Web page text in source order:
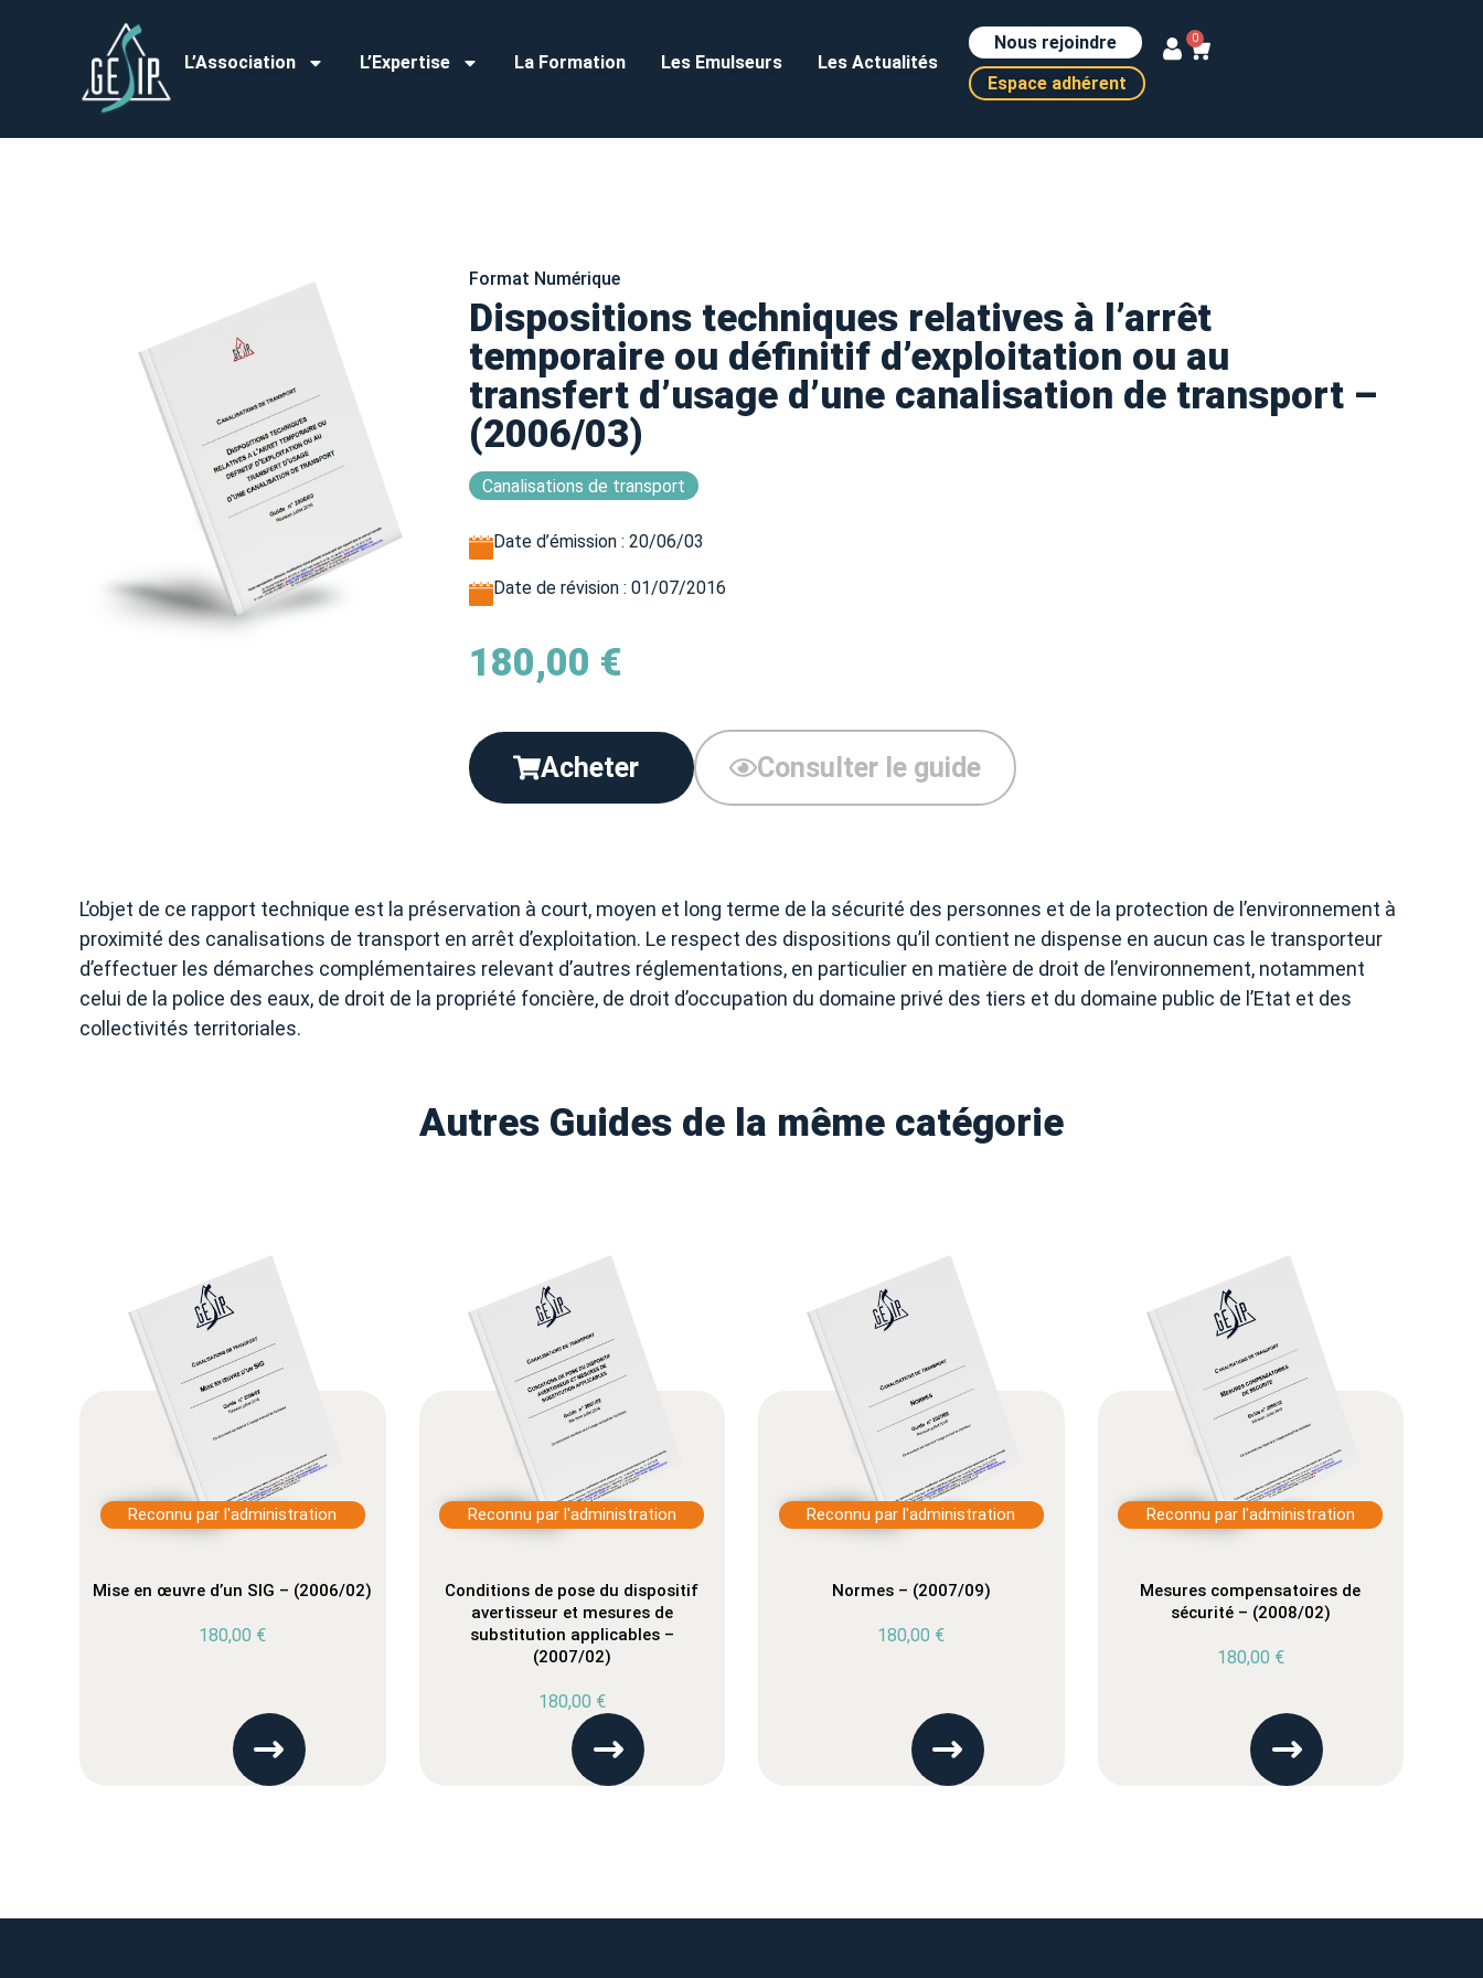
L’Association L’Expertise La Formation Les Emulseurs Les Actualités
Nous rejoindre
Espace adhérent
0
Format Numérique
Dispositions techniques relatives à l’arrêt
temporaire ou définitif d’exploitation ou au
transfert d’usage d’une canalisation de transport –
(2006/03)
Canalisations de transport
Date d’émission : 20/06/03
Date de révision : 01/07/2016
180,00 €
Acheter Consulter le guide
L’objet de ce rapport technique est la préservation à court, moyen et long terme de la sécurité des personnes et de la protection de l’environnement à
proximité des canalisations de transport en arrêt d’exploitation. Le respect des dispositions qu’il contient ne dispense en aucun cas le transporteur
d’effectuer les démarches complémentaires relevant d’autres réglementations, en particulier en matière de droit de l’environnement, notamment
celui de la police des eaux, de droit de la propriété foncière, de droit d’occupation du domaine privé des tiers et du domaine public de l’Etat et des
collectivités territoriales.
Autres Guides de la même catégorie
Reconnu par l'administration
Mise en œuvre d’un SIG – (2006/02)
180,00 €
Reconnu par l'administration
Conditions de pose du dispositif
avertisseur et mesures de
substitution applicables –
(2007/02)
180,00 €
Reconnu par l'administration
Normes – (2007/09)
180,00 €
Reconnu par l'administration
Mesures compensatoires de
sécurité – (2008/02)
180,00 €